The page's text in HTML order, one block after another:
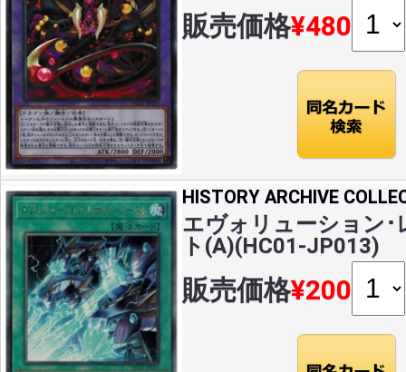
販売価格¥480
HISTORY ARCHIVE
エヴォリューション･
ト(A)(HC01-JP013)
販売価格¥200